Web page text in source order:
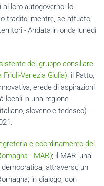
loro autogoverno; lo
tradito, mentre, se attuato,
- Andata in onda lunedì
del gruppo consiliare
Venezia Giulia): il Patto,
erede di aspirazioni
locali in una regione
sloveno e tedesco) -
e coordinamento del
- MAR); il MAR, una
democratica, attraverso un
in dialogo, con